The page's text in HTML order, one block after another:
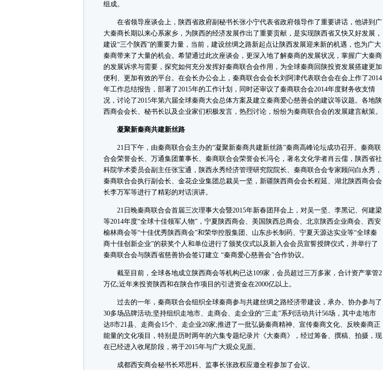
组成。
在省领导座谈会上，陕西省政府副秘书长张小宁代表省政府领导作了重要讲话，他讲到广
大秦商长期以来心系家乡，为陕西的经济发展作出了重要贡献，是实现陕西省又快又好发展，
建设“三个陕西”的重要力量，当前，建设丝绸之路新起点让陕西发展迎来新的机遇，也为广大
秦商带来了大量的机会。希望通过此次座谈会，更深入地了解秦商的发展状况，掌握广大秦商
的发展诉求与需要，探究如何充分发挥好秦商联合会作用，为全球秦商回陕投资发展搭建更加
便利、更加有效的平台。在会长办公会上，秦商联合会会长刘阿津代表联合会在会上作了2014
年工作总结报告，部署了2015年的工作计划，同时还审议了秦商联合会2014年度财务收支情
况，讨论了2015年第六届全球秦商大会总体方案及建立秦商爱心慈善会的建议等议题。各地陕
西商会会长、秘书长以及企业家们积极发言，热烈讨论，纷纷为秦商联合会的发展建言献策。
凝聚新秦商共建新丝路
21日下午，由秦商联合会主办的“凝聚新秦商共建新丝路”秦商高峰论坛成功召开。秦商联
合会荣誉会长、万通集团董事长、秦商联合会荣誉会长冯仑，著名文化学者肖云儒，陕西省社
科院学术委员会副主任张宝通，陕西永秀经济管理研究院院长、秦商联合会专家顾问白永秀，
秦商联合会执行副会长、金花企业集团总裁吴一坚，新疆陕西商会会长程延、湖北陕西商会会
长李万军等进行了精彩的对话演讲。
21日晚秦商联合会首届三次理事大会暨2015年新春团拜会上，对吴一坚、李黑记、何建梁
等2014年度“全球十佳领军人物”，宁夏陕西商会、美国陕西总商会、北京陕西企业商会、西安
榆林商会等“十佳优秀陕西商会”和荣华控股集团、山东步长制药、宁夏天源达实业等“全球秦
商十佳创新企业”的获奖个人和单位进行了颁奖仪式以及新入会会员宣誓授牌仪式，并举行了
秦商联合会与陕西省慈善协会签订建立 “秦商爱心慈善会”合作协议。
截至目前，全球各地成立陕西商会等机构已达109家，会员超过三万多家，合计资产掌管2
万亿;近年来投资陕西和在陕合作项目的引进资金在2000亿以上。
过去的一年，秦商联合会组织全球秦商参与共建丝绸之路经济带建设，承办、协办参与了
30多场品牌活动;坚持组织走地市、走商会、走企业的“三走”系列活动共计56场，其中走地市
达8市21县、走商会15个、走企业20家;推进了一批弘扬秦商精神、宣传秦商文化、反映秦商正
能量的文化项目，特别是历时两年的六集专题纪录片《大秦商》，经过筹备、撰稿、拍摄，现
在已经进入收尾阶段，将于2015年与广大观众见面。
成都西安商会秘书长邓思科、监事长张政权应邀全程参加了会议。